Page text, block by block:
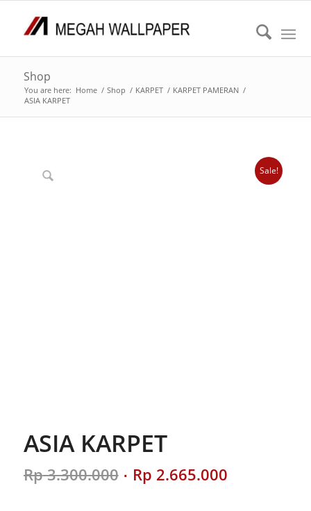
Shop
You are here: Home / Shop / KARPET / KARPET PAMERAN /
ASIA KARPET
Sale!
ASIA KARPET
Rp3.300.000 Original
price
Rp 2.665.000Current